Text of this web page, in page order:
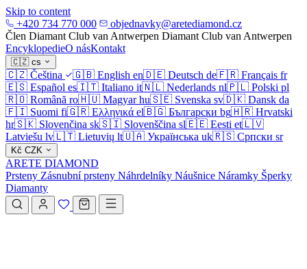
Skip to content
+420 734 770 000
objednavky@aretediamond.cz
Člen Diamant Club van Antwerpen Diamant Club van Antwerpen
EncyklopedieO násKontakt
🇨🇿 cs
🇨🇿 Čeština 🇬🇧 English en🇩🇪 Deutsch de🇫🇷 Français fr
🇪🇸 Español es🇮🇹 Italiano it🇳🇱 Nederlands nl🇵🇱 Polski pl
🇷🇴 Română ro🇭🇺 Magyar hu🇸🇪 Svenska sv🇩🇰 Dansk da
🇫🇮 Suomi fi🇬🇷 Ελληνικά el🇧🇬 Български bg🇭🇷 Hrvatski
hr🇸🇰 Slovenčina sk🇸🇮 Slovenščina sl🇪🇪 Eesti et🇱🇻
Latviešu lv🇱🇹 Lietuvių lt🇺🇦 Українська uk🇷🇸 Српски sr
Kč CZK
ARETE DIAMOND
Prsteny Zásnubní prsteny Náhrdelníky Náušnice Náramky Šperky
Diamanty